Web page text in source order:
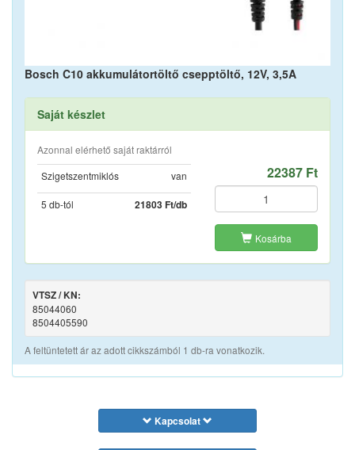
Bosch C10 akkumulátortöltő csepptöltő, 12V, 3,5A
Saját készlet
Azonnal elérhető saját raktárról
Szigetszentmiklós
van
5 db-tól 21803 Ft/db
22387 Ft
Kosárba
VTSZ / KN:
85044060
8504405590
A feltüntetett ár az adott cikkszámból 1 db-ra vonatkozik.
Kapcsolat